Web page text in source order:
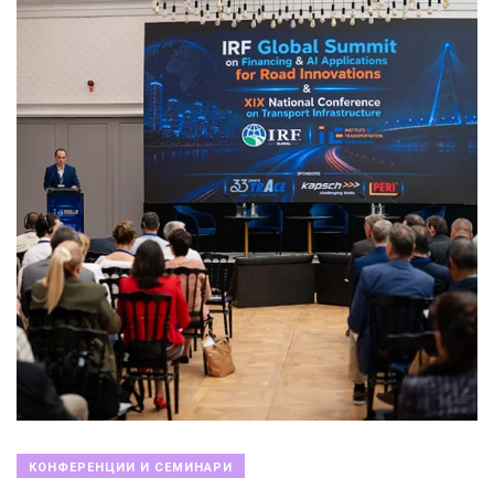
КОНФЕРЕНЦИИ И СЕМИНАРИ